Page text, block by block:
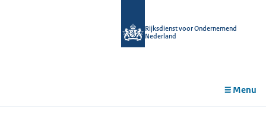
Rijksdienst voor Ondernemend
Nederland
Menu